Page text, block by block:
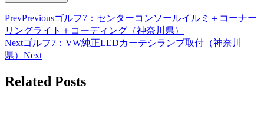
PrevPreviousゴルフ7：センターコンソールイルミ＋コーナー
リングライト＋コーディング（神奈川県）
Nextゴルフ7：VW純正LEDカーテシランプ取付（神奈川
県） Next
Related Posts